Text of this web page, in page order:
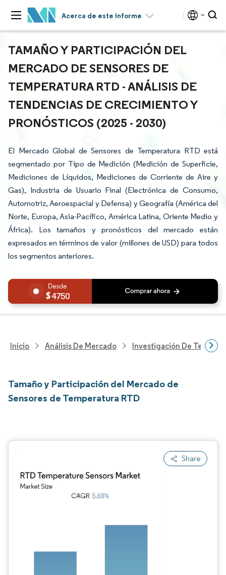
Acerca de este informe
TAMAÑO Y PARTICIPACIÓN DEL
MERCADO DE SENSORES DE
TEMPERATURA RTD - ANÁLISIS DE
TENDENCIAS DE CRECIMIENTO Y
PRONÓSTICOS (2025 - 2030)
El Mercado Global de Sensores de Temperatura RTD está
segmentado por Tipo de Medición (Medición de Superficie,
Mediciones de Líquidos, Mediciones de Corriente de Aire y
Gas), Industria de Usuario Final (Electrónica de Consumo,
Automotriz, Aeroespacial y Defensa) y Geografía (América del
Norte, Europa, Asia-Pacífico, América Latina, Oriente Medio y
África). Los tamaños y pronósticos del mercado están
expresados en términos de valor (millones de USD) para todos
los segmentos anteriores.
4750
Inicio Análisis De Mercado Investigación De
Tamaño y Participación del Mercado de
Sensores de Temperatura RTD
Share